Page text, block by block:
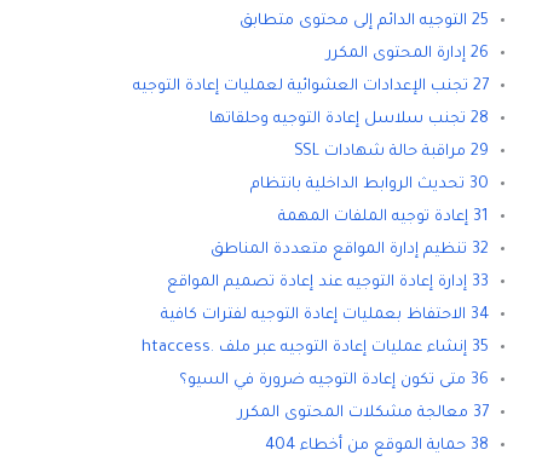
25 التوجيه الدائم إلى محتوى متطابق
26 إدارة المحتوى المكرر
27 تجنب الإعدادات العشوائية لعمليات إعادة التوجيه
28 تجنب سلاسل إعادة التوجيه وحلقاتها
29 مراقبة حالة شهادات SSL
30 تحديث الروابط الداخلية بانتظام
31 إعادة توجيه الملفات المهمة
32 تنظيم إدارة المواقع متعددة المناطق
33 إدارة إعادة التوجيه عند إعادة تصميم المواقع
34 الاحتفاظ بعمليات إعادة التوجيه لفترات كافية
35 إنشاء عمليات إعادة التوجيه عبر ملف .htaccess
36 متى تكون إعادة التوجيه ضرورة في السيو؟
37 معالجة مشكلات المحتوى المكرر
38 حماية الموقع من أخطاء 404